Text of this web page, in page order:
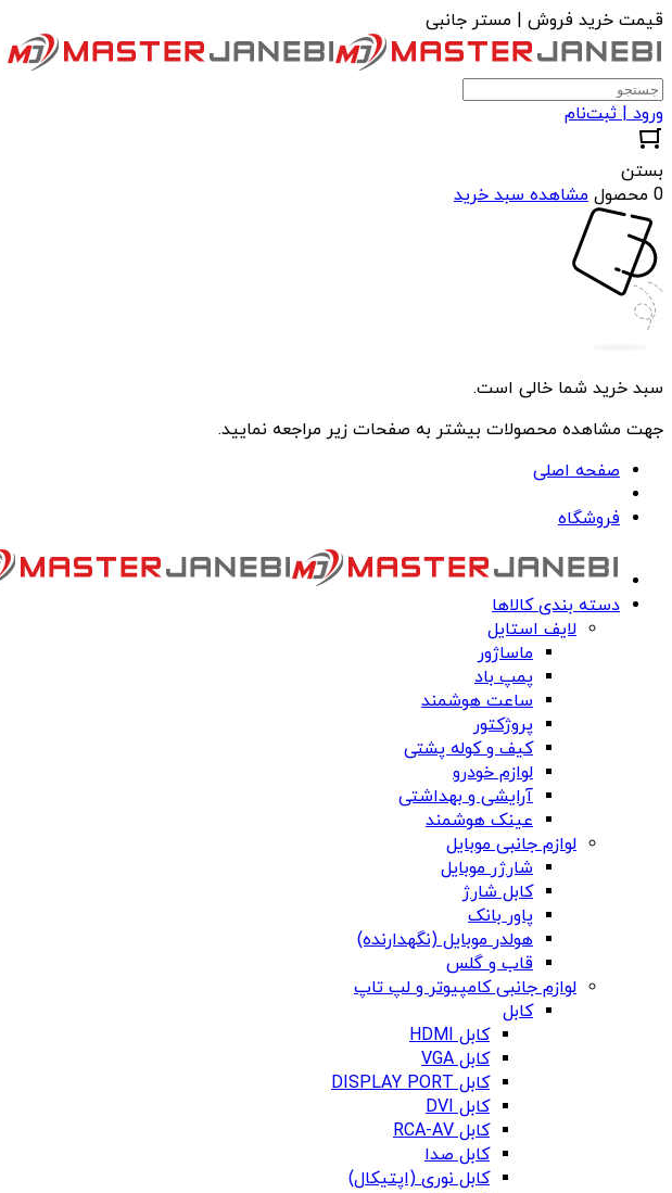
قیمت خرید فروش | مستر جانبی
ورود | ثبت‌نام
بستن
0 محصول
مشاهده سبد خرید
سبد خرید شما خالی است.
جهت مشاهده محصولات بیشتر به صفحات زیر مراجعه نمایید.
صفحه اصلی
فروشگاه
دسته بندی کالاها
لایف استایل
ماساژور
پمپ باد
ساعت هوشمند
پروژکتور
کیف و کوله پشتی
لوازم خودرو
آرایشی و بهداشتی
عینک هوشمند
لوازم جانبی موبایل
شارژر موبایل
کابل شارژ
پاور بانک
هولدر موبایل (نگهدارنده)
قاب و گلس
لوازم جانبی کامپیوتر و لپ تاپ
کابل
کابل HDMI
کابل VGA
کابل DISPLAY PORT
کابل DVI
کابل RCA-AV
کابل صدا
کابل نوری (اپتیکال)